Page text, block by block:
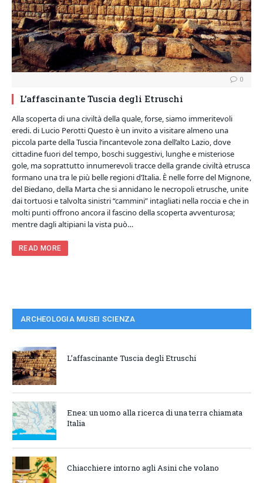
0
L’affascinante Tuscia degli Etruschi
Alla scoperta di una civiltà della quale, forse, siamo immeritevoli
eredi. di Lucio Perotti Questo è un invito a visitare almeno una
piccola parte della Tuscia l’incantevole zona dell’alto Lazio, dove
cittadine fuori del tempo, boschi suggestivi, lunghe e misteriose
gole, ma soprattutto innumerevoli tracce della grande civiltà etrusca
formano una tra le più belle regioni d’Italia. È nelle forre del Mignone,
del Biedano, della Marta che si annidano le necropoli etrusche, unite
dai tortuosi e talvolta sinistri “cammini” intagliati nella roccia e che in
molti punti offrono ancora il fascino della scoperta avventurosa;
mentre dagli altipiani la vista può…
READ MORE
ARCHEOLOGIA MUSEI SCIENZA
L’affascinante Tuscia degli Etruschi
Enea: un uomo alla ricerca di una terra chiamata
Italia
Chiacchiere intorno agli Asini che volano